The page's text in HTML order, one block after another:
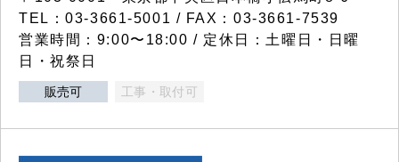
TEL：03-3661-5001 / FAX：03-3661-7539
営業時間：9:00〜18:00 / 定休日：土曜日・日曜
日・祝祭日
販売可 工事・取付可